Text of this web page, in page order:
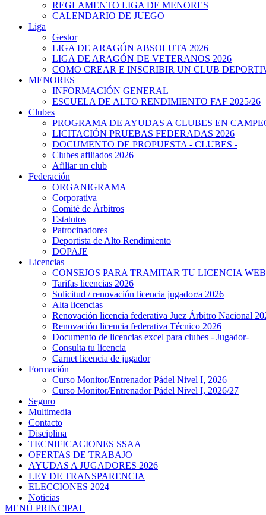
REGLAMENTO LIGA DE MENORES
CALENDARIO DE JUEGO
Liga
Gestor
LIGA DE ARAGÓN ABSOLUTA 2026
LIGA DE ARAGÓN DE VETERANOS 2026
COMO CREAR E INSCRIBIR UN CLUB
MENORES
INFORMACIÓN GENERAL
ESCUELA DE ALTO RENDIMIENTO FAF 2025/26
Clubes
PROGRAMA DE AYUDAS A CLUBES EN
LICITACIÓN PRUEBAS FEDERADAS 2026
DOCUMENTO DE PROPUESTA - CLUBES -
Clubes afiliados 2026
Afiliar un club
Federación
ORGANIGRAMA
Corporativa
Comité de Árbitros
Estatutos
Patrocinadores
Deportista de Alto Rendimiento
DOPAJE
Licencias
CONSEJOS PARA TRAMITAR TU LICENCIA
Tarifas licencias 2026
Solicitud / renovación licencia jugador/a 2026
Alta licencias
Renovación licencia federativa Juez Árbitro Nacional
Renovación licencia federativa Técnico 2026
Documento de licencias excel para clubes - Jugador-
Consulta tu licencia
Carnet licencia de jugador
Formación
Curso Monitor/Entrenador Pádel Nivel I, 2026
Curso Monitor/Entrenador Pádel Nivel I, 2026/27
Seguro
Multimedia
Contacto
Disciplina
TECNIFICACIONES SSAA
OFERTAS DE TRABAJO
AYUDAS A JUGADORES 2026
LEY DE TRANSPARENCIA
ELECCIONES 2024
Noticias
MENÚ PRINCIPAL